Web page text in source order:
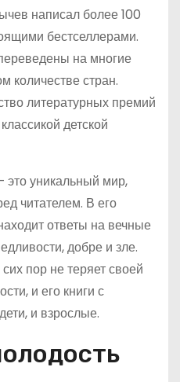
написал более 100
бестселлерами.
на многие
количестве стран.
литературных премий
детской
это уникальный мир,
читателем. В его
ответы на вечные
добре и зле.
пор не теряет своей
и его книги с
и взрослые.